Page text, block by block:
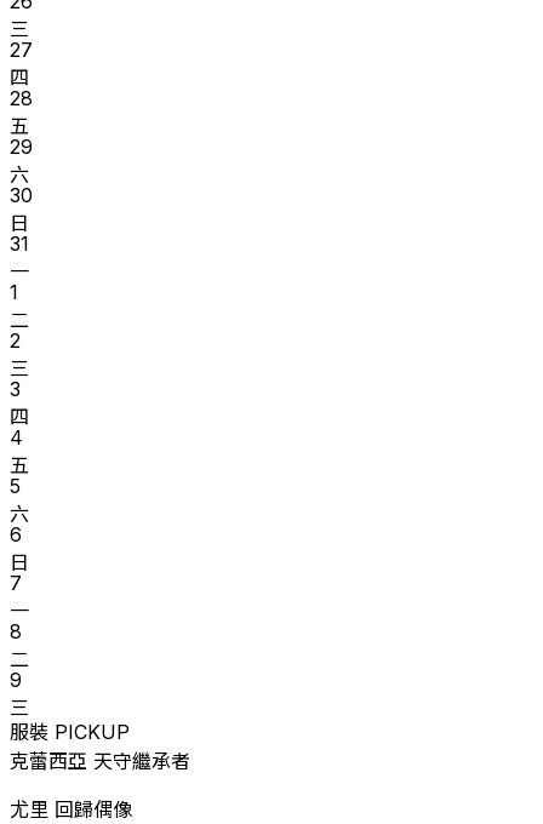
三
27
四
28
五
29
六
30
日
31
一
1
二
2
三
3
四
4
五
5
六
6
日
7
一
8
二
9
三
服裝 PICKUP
克蕾西亞 天守繼承者
尤里 回歸偶像